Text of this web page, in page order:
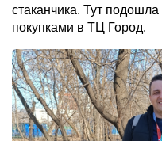
стаканчика. Тут
покупками в ТЦ Город.